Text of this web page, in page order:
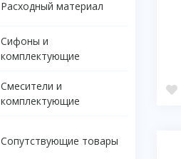
Расходный материал
Сифоны и
комплектующие
Смесители и
комплектующие
Сопутствующие товары